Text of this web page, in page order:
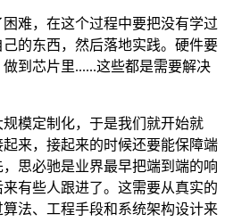
，在这个过程中要把没有学过
的东西，然后落地实践。硬件要
到芯片里......这些都是需要解决
模定制化，于是我们就开始就
来，接起来的时候还要能保障端
思必驰是业界最早把端到端的响
有些人跟进了。这需要从真实的
法、工程手段和系统架构设计来